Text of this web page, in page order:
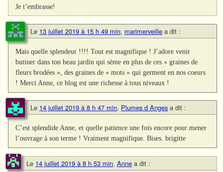
Je t’embrasse!
Le 13 juillet 2019 à 15 h 49 min, marimerveille a dit :
Mais quelle splendeur !!!! Tout est magnifique ! J’adore venir
butiner dans ton beau jardin qui sème en plus de ces « graines de
fleurs brodées », des graines de « mots » qui germent en nos coeurs
! Merci Anne, ce blog est une richesse à tous niveaux !
Le 14 juillet 2019 à 8 h 47 min, Plumes d Anges a dit :
C’est splendide Anne, et quelle patience une fois encore pour mener
l’ouvrage à son terme ! Vraiment magnifique. Bises. brigitte
Le 14 juillet 2019 à 8 h 53 min, Anne a dit :